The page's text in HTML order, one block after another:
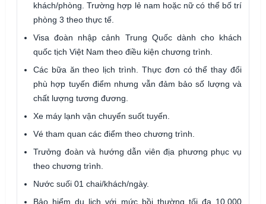
khách/phòng. Trường hợp lẻ nam hoặc nữ có thể bố trí
phòng 3 theo thực tế.
Visa đoàn nhập cảnh Trung Quốc dành cho khách
quốc tịch Việt Nam theo điều kiện chương trình.
Các bữa ăn theo lịch trình. Thực đơn có thể thay đổi
phù hợp tuyến điểm nhưng vẫn đảm bảo số lượng và
chất lượng tương đương.
Xe máy lạnh vận chuyển suốt tuyến.
Vé tham quan các điểm theo chương trình.
Trưởng đoàn và hướng dẫn viên địa phương phục vụ
theo chương trình.
Nước suối 01 chai/khách/ngày.
Bảo hiểm du lịch với mức bồi thường tối đa 10.000